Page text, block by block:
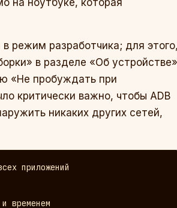
на ноутбуке, которая
режим разработчика; для этого,
в разделе «Об
«Не пробуждать при
критически важно, чтобы ADB
никаких других сетей,
приложений
временем